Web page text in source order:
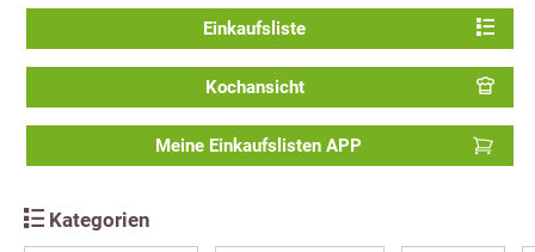
Einkaufsliste
Kochansicht
Meine Einkaufslisten APP
Kategorien